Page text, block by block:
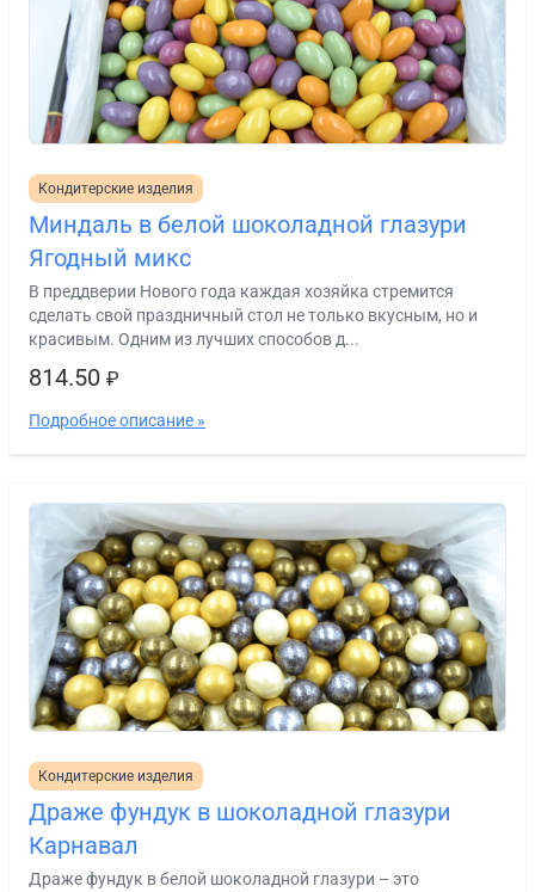
Кондитерские изделия
Миндаль в белой шоколадной глазури
Ягодный микс
В преддверии Нового года каждая хозяйка стремится
сделать свой праздничный стол не только вкусным, но и
красивым. Одним из лучших способов д...
814.50 ₽
Подробное описание »
Кондитерские изделия
Драже фундук в шоколадной глазури
Карнавал
Драже фундук в белой шоколадной глазури – это